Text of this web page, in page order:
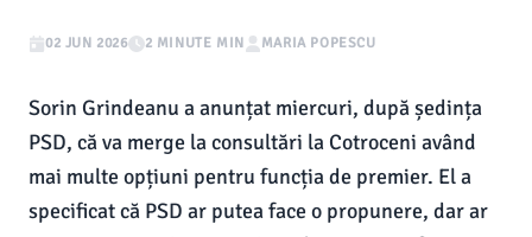
02 JUN 2026 2 MINUTE MIN MARIA POPESCU
Sorin Grindeanu a anunțat miercuri, după ședința
PSD, că va merge la consultări la Cotroceni având
mai multe opțiuni pentru funcția de premier. El a
specificat că PSD ar putea face o propunere, dar ar